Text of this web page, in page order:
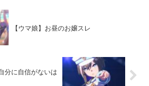
【ウマ娘】お昼のお嬢スレ
分に自信がないは